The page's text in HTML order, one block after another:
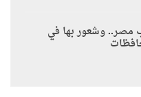
مصر.. وشعور بها في